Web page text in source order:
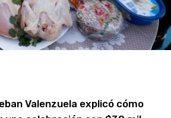
Valenzuela explicó cómo